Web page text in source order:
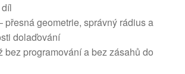
přesná geometrie, správný rádius a
dolaďování
bez programování a bez zásahů do